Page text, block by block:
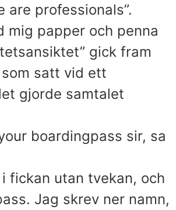
are professionals”.
mig papper och penna
gick fram
satt vid ett
gjorde samtalet
boardingpass sir, sa
fickan utan tvekan, och
Jag skrev ner namn,